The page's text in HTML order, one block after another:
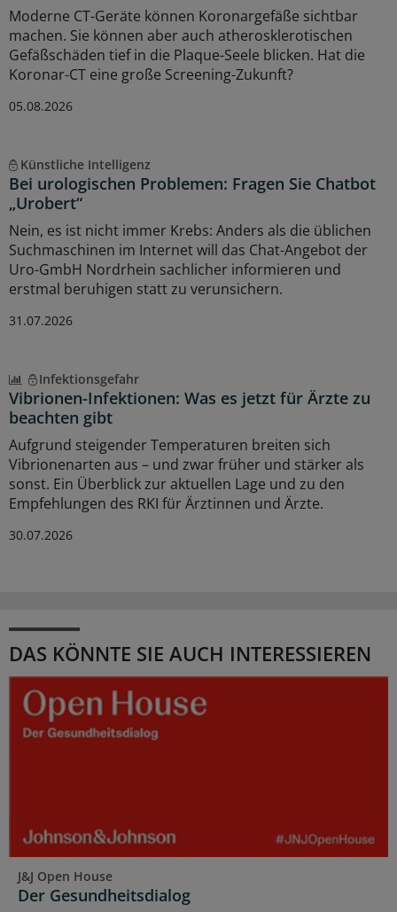
Moderne CT-Geräte können Koronargefäße sichtbar
machen. Sie können aber auch atherosklerotischen
Gefäßschäden tief in die Plaque-Seele blicken. Hat die
Koronar-CT eine große Screening-Zukunft?
05.08.2026
Künstliche Intelligenz
Bei urologischen Problemen: Fragen Sie Chatbot
„Urobert“
Nein, es ist nicht immer Krebs: Anders als die üblichen
Suchmaschinen im Internet will das Chat-Angebot der
Uro-GmbH Nordrhein sachlicher informieren und
erstmal beruhigen statt zu verunsichern.
31.07.2026
Infektionsgefahr
Vibrionen-Infektionen: Was es jetzt für Ärzte zu
beachten gibt
Aufgrund steigender Temperaturen breiten sich
Vibrionenarten aus – und zwar früher und stärker als
sonst. Ein Überblick zur aktuellen Lage und zu den
Empfehlungen des RKI für Ärztinnen und Ärzte.
30.07.2026
DAS KÖNNTE SIE AUCH INTERESSIEREN
J&J Open House
Der Gesundheitsdialog